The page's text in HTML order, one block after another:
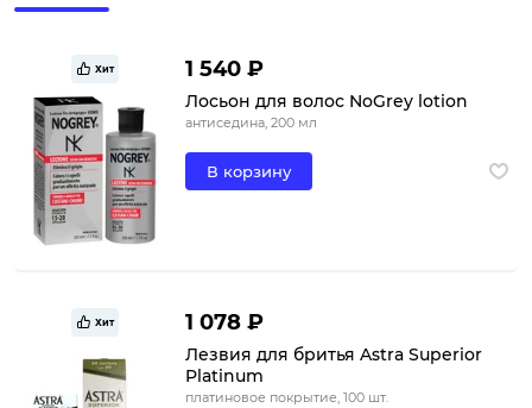
Хит 1 540 ₽
Лосьон для волос NoGrey lotion
антиседина, 200 мл
В корзину
Хит 1 078 ₽
Лезвия для бритья Astra Superior
Platinum
платиновое покрытие, 100 шт.